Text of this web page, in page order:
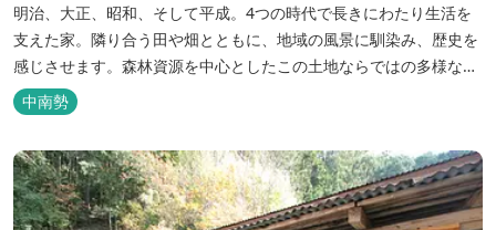
明治、大正、昭和、そして平成。4つの時代で長きにわたり生活を
支えた家。隣り合う田や畑とともに、地域の風景に馴染み、歴史を
感じさせます。森林資源を中心としたこの土地ならではの多様な自
然環境の素晴らしさを伝える情報を発信し、そして多種多様な人材
と共有することで地域産業・地域社会の発展を図るNPO法人Joint
の...
中南勢